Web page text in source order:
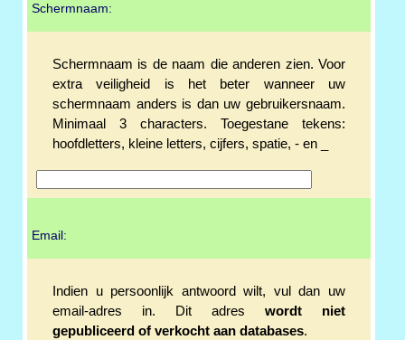
Schermnaam:
Schermnaam is de naam die anderen zien. Voor
extra veiligheid is het beter wanneer uw
schermnaam anders is dan uw gebruikersnaam.
Minimaal 3 characters. Toegestane tekens:
hoofdletters, kleine letters, cijfers, spatie, - en _
Email:
Indien u persoonlijk antwoord wilt, vul dan uw
email-adres in. Dit adres wordt niet
gepubliceerd of verkocht aan databases.